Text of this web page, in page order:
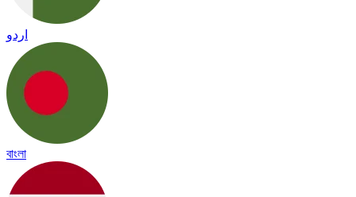
اردو
বাংলা